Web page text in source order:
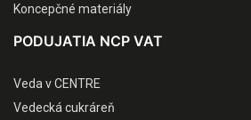
Koncepčné materiály
PODUJATIA NCP VAT
Veda v CENTRE
Vedecká cukráreň